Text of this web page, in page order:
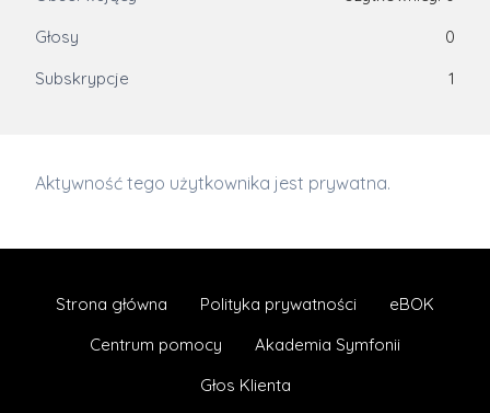
Głosy
0
Subskrypcje
1
Aktywność tego użytkownika jest prywatna.
Strona główna Polityka prywatności
eBOK
Centrum pomocy
Akademia Symfonii
Głos Klienta